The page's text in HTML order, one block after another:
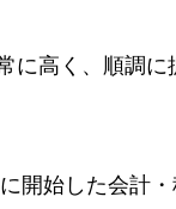
に高く、順調に
開始した会計